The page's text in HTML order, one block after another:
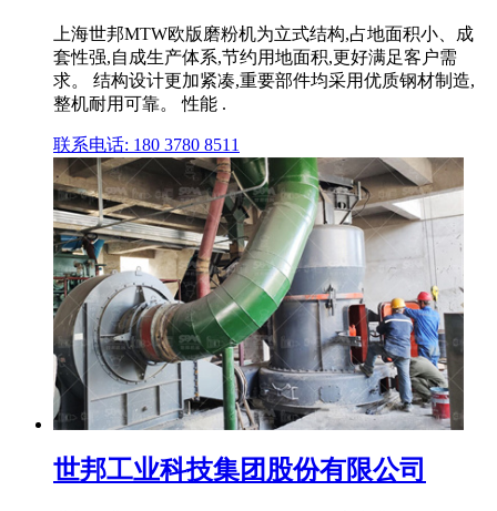
上海世邦MTW欧版磨粉机为立式结构,占地面积小、成
套性强,自成生产体系,节约用地面积,更好满足客户需
求。 结构设计更加紧凑,重要部件均采用优质钢材制造,
整机耐用可靠。 性能 .
联系电话: 180 3780 8511
世邦工业科技集团股份有限公司